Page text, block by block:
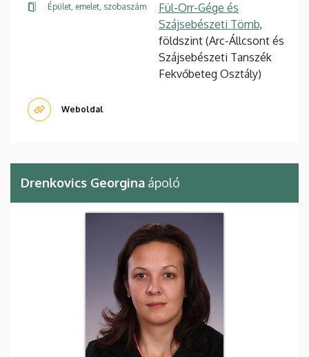
Épület, emelet, szobaszám
Fül-Orr-Gége és
Szájsebészeti Tömb,
földszint (Arc-Állcsont és
Szájsebészeti Tanszék
Fekvőbeteg Osztály)
Weboldal
Drenkovics Georgina ápoló